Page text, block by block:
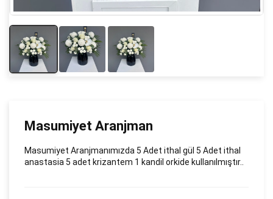
Masumiyet Aranjman
Masumiyet Aranjmanımızda 5 Adet ithal gül 5 Adet ithal
anastasia 5 adet krizantem 1 kandil orkide kullanılmıştır..